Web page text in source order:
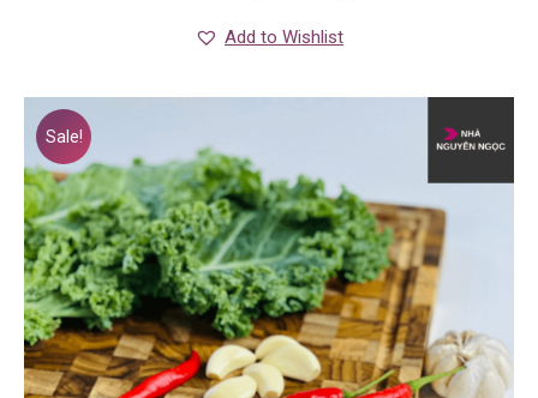
Add to Wishlist
Sale!